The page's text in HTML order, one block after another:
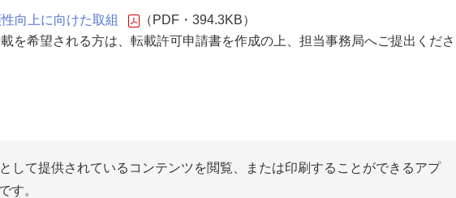
向上に向けた取組
（PDF・394.3KB）
を希望される方は、転載許可申請書を作成の上、担当事務局へご提出くださ
して提供されているコンテンツを閲覧、または印刷することができるアプ
す。